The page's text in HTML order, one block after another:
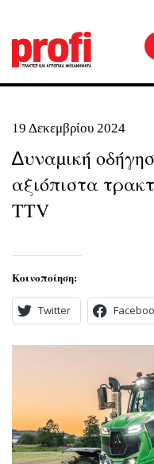
19 Δεκεμβρίου 2024
∆υναµική
αξιόπιστα
TTV
Κοινοποίηση:
Twitter